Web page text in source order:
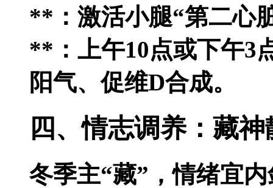
**：激活小腿“第二心
**：上午10点或下午3
阳气、促维D合成。
四、情志调养：藏神
冬季主“藏”，情绪宜